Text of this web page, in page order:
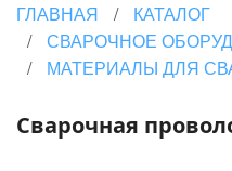
ГЛАВНАЯ
КАТАЛОГ
СВАРОЧНОЕ
МАТЕРИАЛЫ ДЛЯ
Сварочная